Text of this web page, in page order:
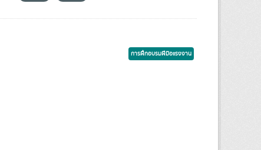
การฝึกอบรมฝีมือแรงงาน